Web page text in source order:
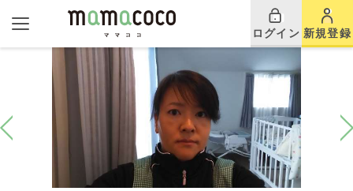
ログイン 新規登録